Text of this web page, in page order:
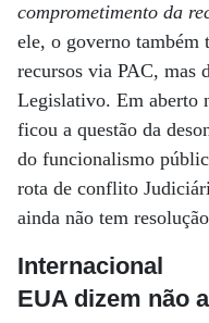
comprometimento da
ele, o governo também
recursos via PAC, mas
Legislativo. Em aberto
ficou a questão da
do funcionalismo
rota de conflito
ainda não tem
Internacional
EUA dizem não